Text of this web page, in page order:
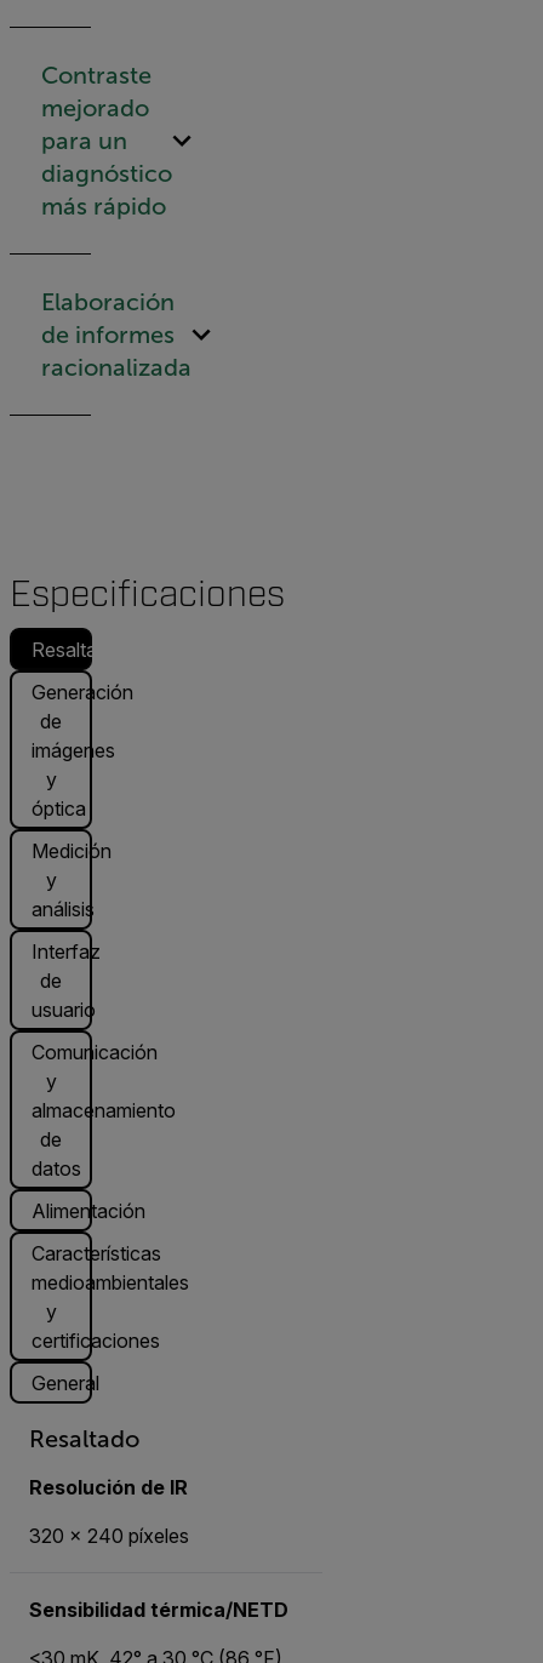
Contraste
mejorado
para un
diagnóstico
más rápido
Elaboración
de informes
racionalizada
Especificaciones
Resaltado
Generación
de
imágenes
y
óptica
Medición
y
análisis
Interfaz
de
usuario
Comunicación
y
almacenamiento
de
datos
Alimentación
Características
medioambientales
y
certificaciones
General
Resaltado
Resolución de IR
320 × 240 píxeles
Sensibilidad térmica/NETD